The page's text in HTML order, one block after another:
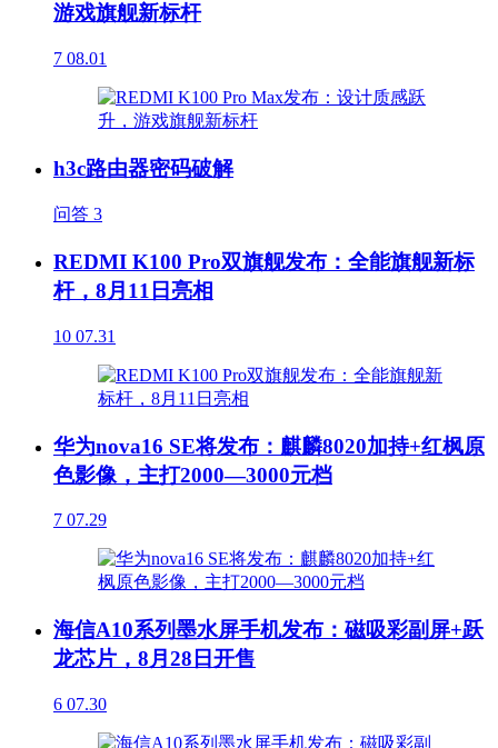
游戏旗舰新标杆
7 08.01
h3c路由器密码破解
问答 3
REDMI K100 Pro双旗舰发布：全能旗舰新标
杆，8月11日亮相
10 07.31
华为nova16 SE将发布：麒麟8020加持+红枫原
色影像，主打2000—3000元档
7 07.29
海信A10系列墨水屏手机发布：磁吸彩副屏+跃
龙芯片，8月28日开售
6 07.30